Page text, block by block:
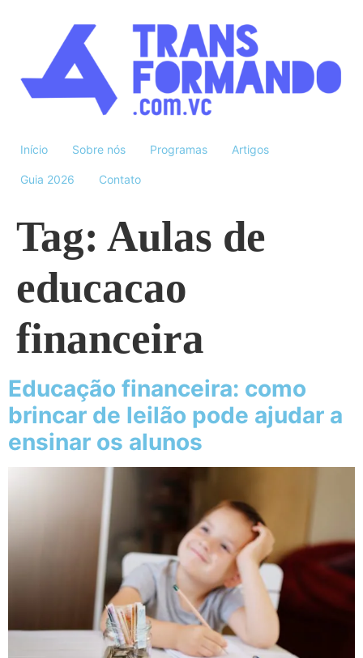
Início Sobre nós Programas Artigos
Guia 2026 Contato
Tag: Aulas de
educacao
financeira
Educação financeira: como
brincar de leilão pode ajudar a
ensinar os alunos